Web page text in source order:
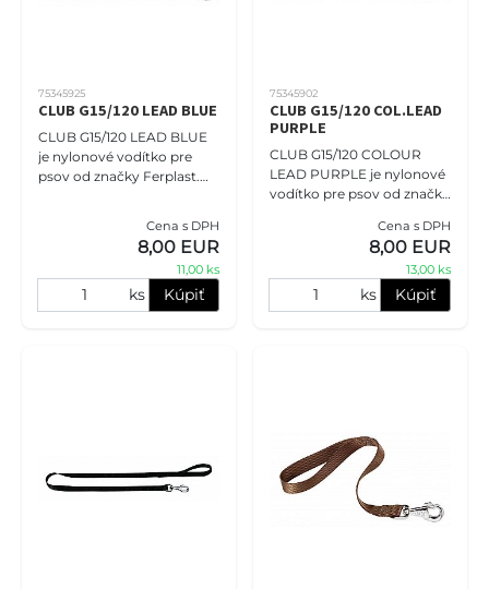
75345925
CLUB G15/120 LEAD BLUE
CLUB G15/120 LEAD BLUE
je nylonové vodítko pre
psov od značky Ferplast.
vodítko je vyrobené z nylon
Cena s DPH
8,00 EUR
11,00 ks
ks Kúpiť
75345902
CLUB G15/120 COL.LEAD
PURPLE
CLUB G15/120 COLOUR
LEAD PURPLE je nylonové
vodítko pre psov od značky
dĺžku 120 cm. Toto pevné a
odolné vodítko je vyroben
Cena s DPH
8,00 EUR
13,00 ks
ks Kúpiť